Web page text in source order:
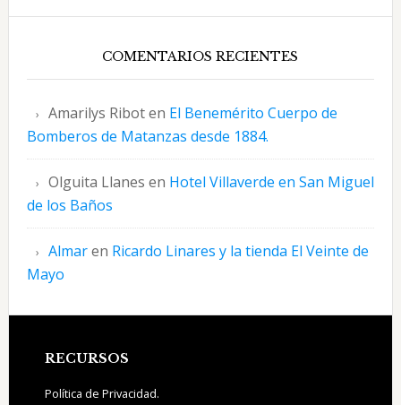
COMENTARIOS RECIENTES
Amarilys Riboten El Benemérito Cuerpo de
Bomberos de Matanzas desde 1884.
Olguita Llanes en Hotel Villaverde en San Miguel
de los Baños
Almaren Ricardo Linares y la tienda El Veinte de
Mayo
Footer
RECURSOS
Política de Privacidad.